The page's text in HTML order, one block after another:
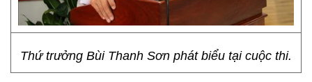
Thứ trưởng Bùi Thanh Sơn phát biểu tại cuộc thi.